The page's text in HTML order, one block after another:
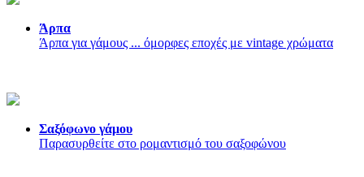
Άρπα
Άρπα για γάμους ... όμορφες εποχές με vintage χρώματα
Σαξόφωνο γάμου
Παρασυρθείτε στο ρομαντισμό του σαξοφώνου